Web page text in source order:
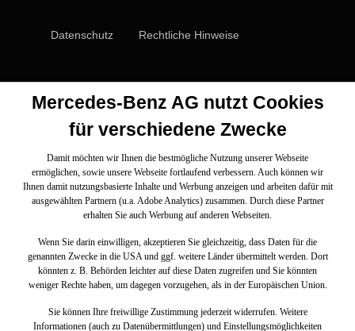
Datenschutz Rechtliche Hinweise
Mercedes-Benz AG nutzt Cookies
für verschiedene Zwecke
Damit möchten wir Ihnen die bestmögliche Nutzung unserer Webseite
ermöglichen, sowie unsere Webseite fortlaufend verbessern. Auch können wir
Ihnen damit nutzungsbasierte Inhalte und Werbung anzeigen und arbeiten dafür mit
ausgewählten Partnern (u.a. Adobe Analytics) zusammen. Durch diese Partner
erhalten Sie auch Werbung auf anderen Webseiten.
Wenn Sie darin einwilligen, akzeptieren Sie gleichzeitig, dass Daten für die
genannten Zwecke in die USA und ggf. weitere Länder übermittelt werden. Dort
könnten z. B. Behörden leichter auf diese Daten zugreifen und Sie könnten
weniger Rechte haben, um dagegen vorzugehen, als in der Europäischen Union.
Sie können Ihre freiwillige Zustimmung jederzeit widerrufen. Weitere
Informationen (auch zu Datenübermittlungen) und Einstellungsmöglichkeiten